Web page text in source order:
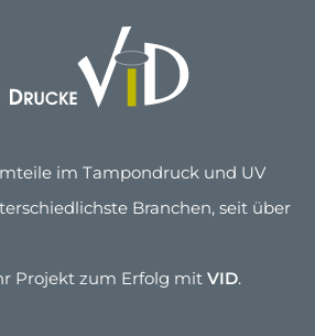
im Tampondruck und UV
Branchen, seit über
Projekt zum Erfolg mit VID.